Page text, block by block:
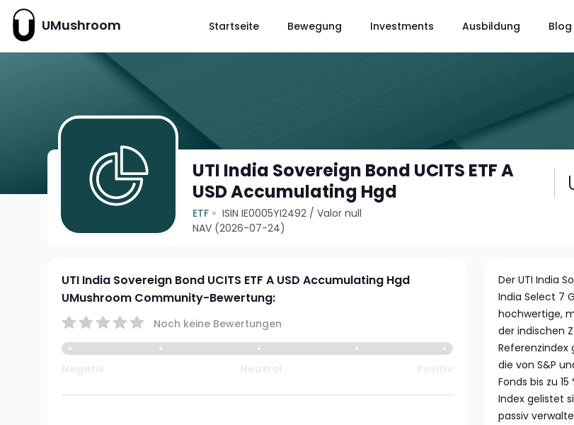
UMushroom Startseite Bewegung Investments Ausbildung Blog
UTI India Sovereign Bond UCITS ETF A
USD Accumulating Hgd
ETF ISIN IE0005YI2492 /Valor null
NAV (2026-07-24)
UTI India Sovereign Bond UCITS ETF A USD Accumulating Hgd
UMushroom Community-Bewertung:
Noch keine Bewertungen
Der UTI India
India Select 7
hochwertige,
der indischen
Referenzindex
die von S&P
Fonds bis zu
Index gelistet
passiv